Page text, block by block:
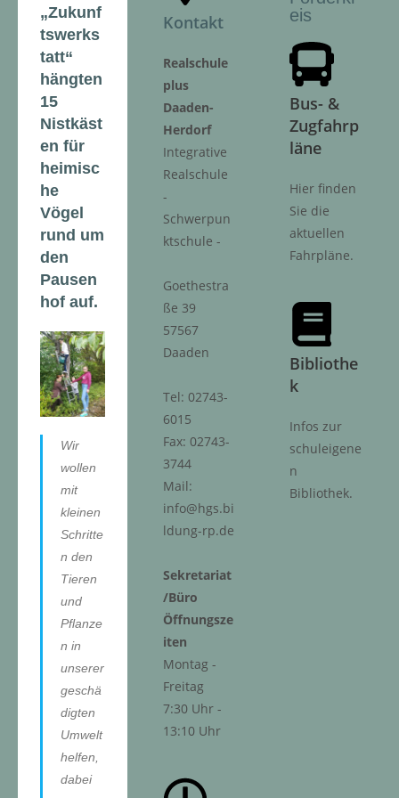
Kontakt
Realschule
plus
Daaden-
Herdorf
Integrative
Realschule
-
Schwerpun
ktschule -
Goethestra
ße 39
57567
Daaden
Tel: 02743-
6015
Fax: 02743-
3744
Mail:
info@hgs.bi
ldung-rp.de
Sekretariat
/Büro
Öffnungsze
iten
Montag -
Freitag
7:30 Uhr -
13:10 Uhr
„Zukunf
tswerks
tatt“
hängten
15
Nistkäst
en für
heimisc
he
Vögel
rund um
den
Pausen
hof auf.
Wir
wollen
mit
kleinen
Schritte
n den
Tieren
und
Pflanze
n in
unserer
geschä
digten
Umwelt
helfen,
dabei
eis
Bus- &
Zugfahrp
läne
Hier finden
Sie die
aktuellen
Fahrpläne.
Bibliothe
k
Infos zur
schuleigene
n
Bibliothek.